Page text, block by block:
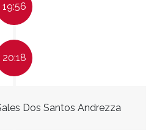
19:56
20:18
Dos Santos Andrezza